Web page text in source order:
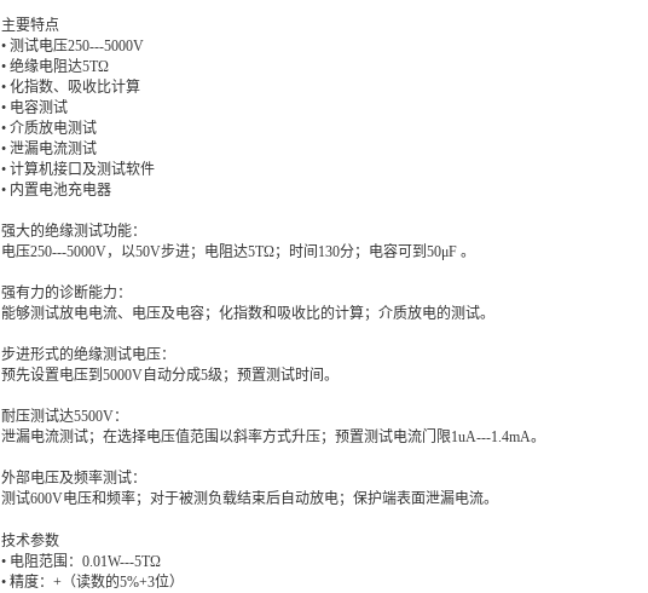
主要特点
• 测试电压250---5000V
• 绝缘电阻达5TΩ
• 化指数、吸收比计算
• 电容测试
• 介质放电测试
• 泄漏电流测试
• 计算机接口及测试软件
• 内置电池充电器
强大的绝缘测试功能：
电压250---5000V，以50V步进；电阻达5TΩ；时间130分；电容可到50μF 。
强有力的诊断能力：
能够测试放电电流、电压及电容；化指数和吸收比的计算；介质放电的测试。
步进形式的绝缘测试电压：
预先设置电压到5000V自动分成5级；预置测试时间。
耐压测试达5500V：
泄漏电流测试；在选择电压值范围以斜率方式升压；预置测试电流门限1uA---1.4mA。
外部电压及频率测试：
测试600V电压和频率；对于被测负载结束后自动放电；保护端表面泄漏电流。
技术参数
• 电阻范围：0.01W---5TΩ
• 精度：+（读数的5%+3位）